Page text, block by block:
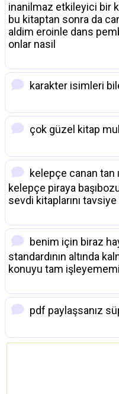
inanilmaz etkileyici bir
bu kitaptan sonra da
aldim eroinle dans
onlar nasil
karakter isimleri
çok güzel kitap
kelepçe canan tan
kelepçe piraya
sevdi kitaplarını
benim için biraz
standardının altında
konuyu tam
pdf paylaşsanız